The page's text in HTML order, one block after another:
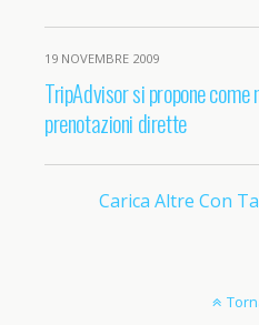
19 NOVEMBRE 2009
TripAdvisor si propone come
prenotazioni dirette
Carica Altre Con